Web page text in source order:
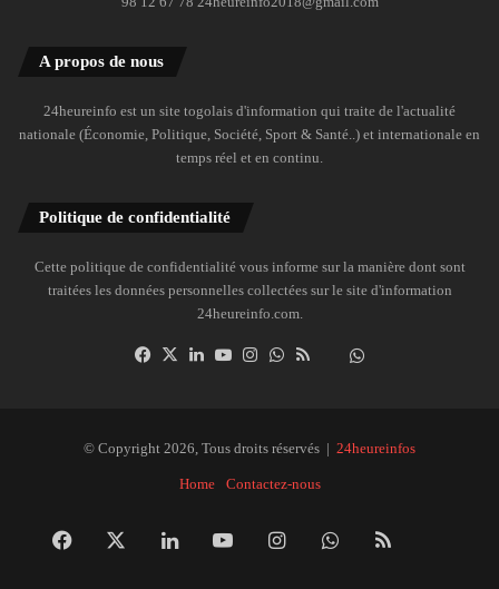
A propos de nous
24heureinfo est un site togolais d'information qui traite de l'actualité
nationale (Économie, Politique, Société, Sport & Santé..) et internationale en
temps réel et en continu.
Politique de confidentialité
Cette politique de confidentialité vous informe sur la manière dont sont
traitées les données personnelles collectées sur le site d'information
24heureinfo.com.
Facebook
X LinkedinYouTubeInstagramWhatsAppDailymotion
© Copyright 2026, Tous droits réservés | 24heureinfos
Home Contactez-nous
Facebook LinkedinYouTubeInstagramWhatsApp
RSS